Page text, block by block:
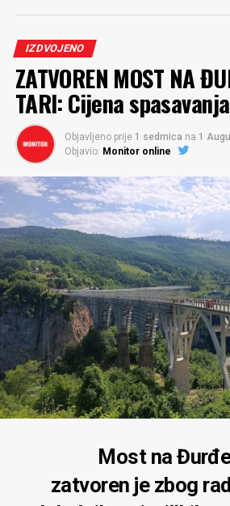
IZDVOJENO
ZATVOREN MOST NA
TARI: Cijena
Objavljeno prije 1 sedmica na 1
Objavio: Monitor online
Most na
zatvoren je zbog